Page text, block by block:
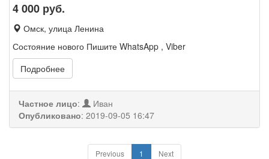
4 000 руб.
Омск, улица Ленина
Состояние нового Пишите WhatsApp , Viber
Подробнее
Частное лицо:
Иван
Опубликовано: 2019-09-05 16:47
Previous 1 Next